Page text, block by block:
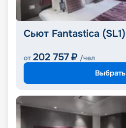
Сьют Fantastica (SL1)
от 202 757 ₽ /чел
Выбрать